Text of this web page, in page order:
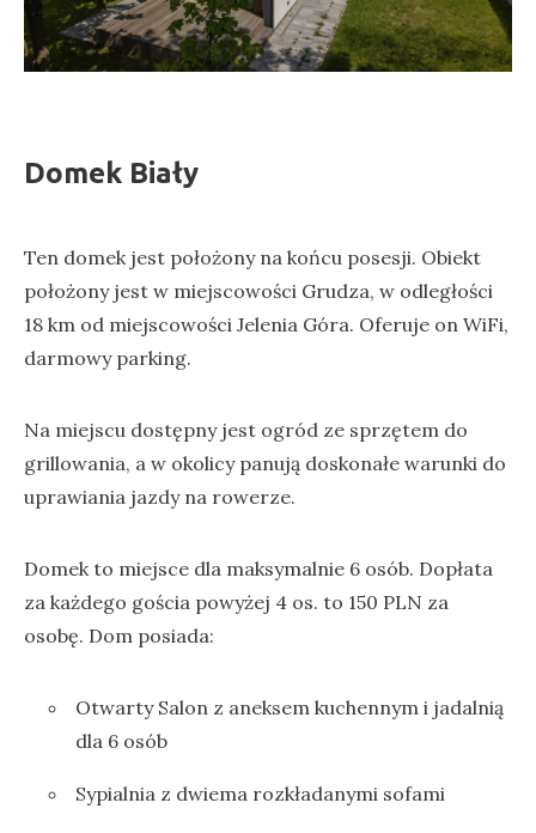
Domek Biały
Ten domek jest położony na końcu posesji. Obiekt
położony jest w miejscowości Grudza, w odległości
18 km od miejscowości Jelenia Góra. Oferuje on WiFi,
darmowy parking.
Na miejscu dostępny jest ogród ze sprzętem do
grillowania, a w okolicy panują doskonałe warunki do
uprawiania jazdy na rowerze.
Domek to miejsce dla maksymalnie 6 osób. Dopłata
za każdego gościa powyżej 4 os. to 150 PLN za
osobę. Dom posiada:
Otwarty Salon z aneksem kuchennym i jadalnią
dla 6 osób
Sypialnia z dwiema rozkładanymi sofami